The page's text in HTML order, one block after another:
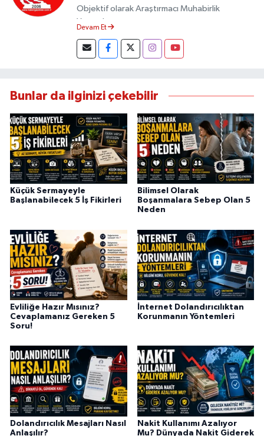
Objektif olarak Araştırmacı Muhabirlik
Yapmaktayım.
Devam Et
Bunlar da ilginizi çekebilir
Küçük Sermayeyle
Başlanabilecek 5 İş Fikirleri
Bilimsel Olarak
Boşanmalara Sebep Olan 5
Neden
Evliliğe Hazır Mısınız?
Cevaplamanız Gereken 5
Soru!
İnternet Dolandırıcılıktan
Korunmanın Yöntemleri
Dolandırıcılık Mesajları Nasıl
Anlaşılır?
Nakit Kullanımı Azalıyor
Mu? Dünyada Nakit Giderek